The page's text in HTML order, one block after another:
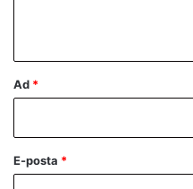
Ad *
E-posta *